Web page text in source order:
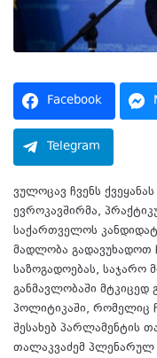
Facebook
Telegram
ვულოცავ ჩვენს
ევროკავშირმა,
საქართველოს
მადლობა გადავუხადოთ
საზოგადოებას, საჯარო
განმავლობაში
პოლიტიკაში, რომელიც
შესახებ პარლამენტის
თალაკვაძემ პლენარულ